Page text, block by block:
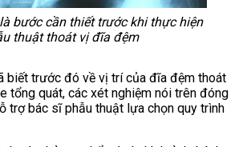
bước cần thiết trước khi thực hiện
thuật thoát vị đĩa đệm
biết trước đó về vị trí của đĩa đệm thoát
tổng quát, các xét nghiệm nói trên đóng
trợ bác sĩ phẫu thuật lựa chọn quy trình